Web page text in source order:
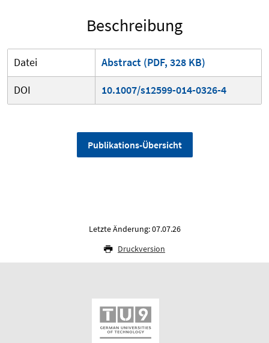
Beschreibung
Datei
Abstract (PDF, 328 KB)
DOI
10.1007/s12599-014-0326-4
Publikations-Übersicht
Letzte Änderung: 07.07.26
Druckversion